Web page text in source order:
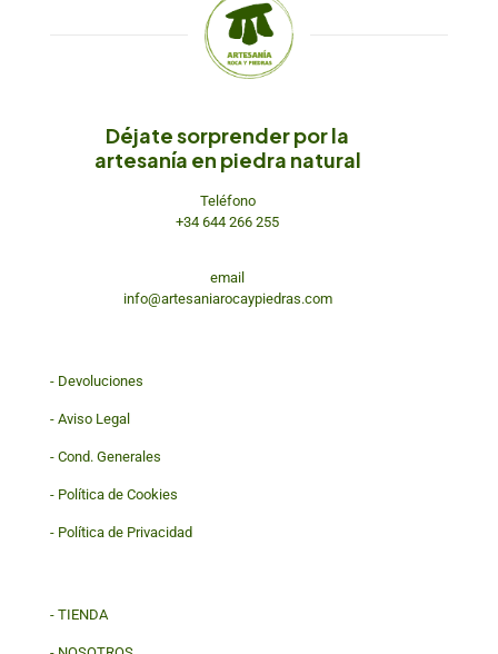
Déjate sorprender por la
artesanía en piedra natural
Teléfono
+34 644 266 255
email
info@artesaniarocaypiedras.com
- Devoluciones
- Aviso Legal
- Cond. Generales
- Política de Cookies
- Política de Privacidad
- TIENDA